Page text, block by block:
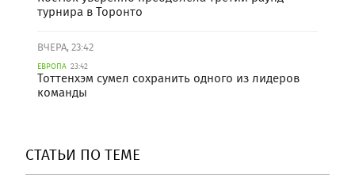
турнира в Торонто
ВЧЕРА, 23:42
ЕВРОПА 23:42
Тоттенхэм сумел сохранить одного из лидеров
команды
СТАТЬИ ПО ТЕМЕ